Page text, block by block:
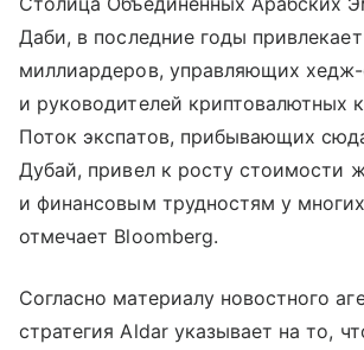
Даби, в последние годы привлекает
миллиардеров, управляющих
и руководителей криптовалютных
Поток экспатов, прибывающих
Дубай, привел к росту стоимости
и финансовым трудностям у
отмечает Bloomberg.
Согласно материалу новостного
стратегия Aldar указывает на то,